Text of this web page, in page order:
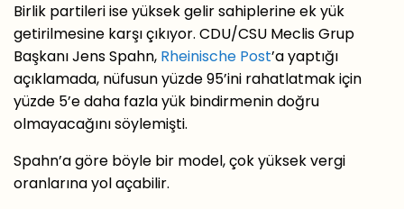
Birlik partileri ise yüksek gelir sahiplerine ek yük
getirilmesine karşı çıkıyor. CDU/CSU Meclis Grup
Başkanı Jens Spahn, Rheinische Post’a yaptığı
açıklamada, nüfusun yüzde 95’ini rahatlatmak için
yüzde 5’e daha fazla yük bindirmenin doğru
olmayacağını söylemişti.
Spahn’a göre böyle bir model, çok yüksek vergi
oranlarına yol açabilir.